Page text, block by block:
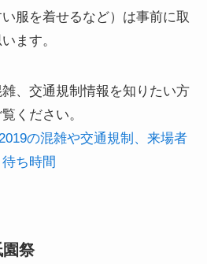
服を着せるなど）は事前に取
ます。
、交通規制情報を知りたい方
ください。
の混雑や交通規制、来場者
ち時間
祭